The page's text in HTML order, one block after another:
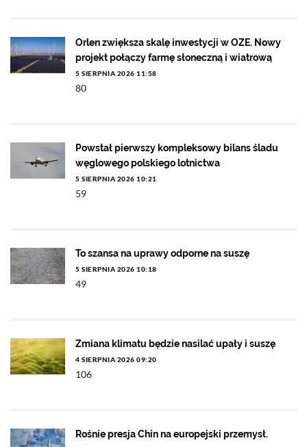
Orlen zwiększa skalę inwestycji w OZE. Nowy
projekt połączy farmę słoneczną i wiatrową
5 SIERPNIA 2026 11:58
80
Powstał pierwszy kompleksowy bilans śladu
węglowego polskiego lotnictwa
5 SIERPNIA 2026 10:21
59
To szansa na uprawy odporne na suszę
5 SIERPNIA 2026 10:18
49
Zmiana klimatu będzie nasilać upały i suszę
4 SIERPNIA 2026 09:20
106
Rośnie presja Chin na europejski przemysł.